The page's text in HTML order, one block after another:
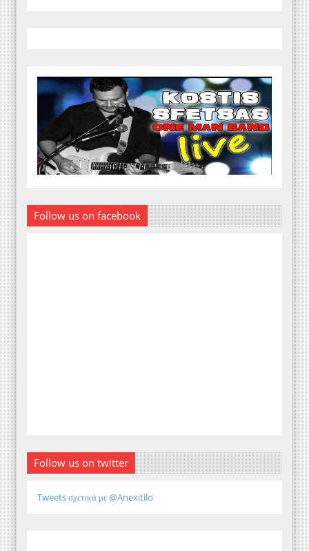
Follow us on facebook
Follow us on twitter
Tweets σχετικά με @Anexitilo